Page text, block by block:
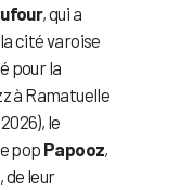
, qui a
cité varoise
pour la
à Ramatuelle
le
popPapooz,
de leur